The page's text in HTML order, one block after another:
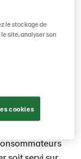
le pouce s’est
le stockage de
site, analyser son
cookies